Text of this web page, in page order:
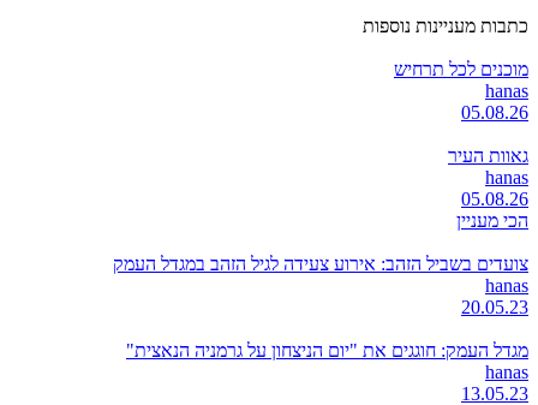
כתבות מעניינות נוספות
מוכנים לכל תרחיש
hanas
05.08.26
גאוות העיר
hanas
05.08.26
הכי מעניין
צועדים בשביל הזהב: אירוע צעידה לגיל הזהב במגדל העמק
hanas
20.05.23
מגדל העמק: חוגגים את "יום הניצחון על גרמניה הנאצית"
hanas
13.05.23